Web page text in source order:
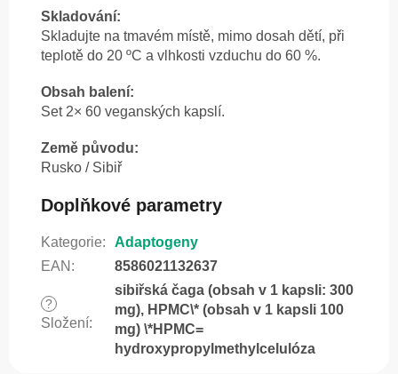
Skladování:
Skladujte na tmavém místě, mimo dosah dětí, při
teplotě do 20 ºC a vlhkosti vzduchu do 60 %.
Obsah balení:
Set 2× 60 veganských kapslí.
Země původu:
Rusko / Sibiř
Doplňkové parametry
Kategorie:
Adaptogeny
EAN : 8586021132637
?
Složení:
sibiřská čaga (obsah v 1 kapsli: 300
mg), HPMC\* (obsah v 1 kapsli 100
mg) \*HPMC=
hydroxypropylmethylcelulóza